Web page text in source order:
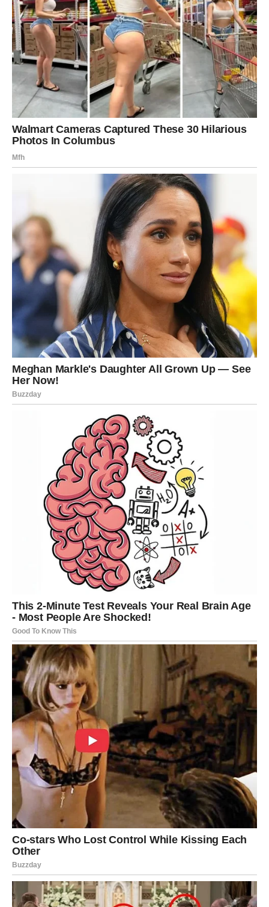
Škorpija
Škorpijama prošlost donosi veliko iznenađenje. Osoba sa
kojom imate nedovršenu priču želi da vam pokaže koliko
se promenila i koliko joj je bilo teško da prihvati rastanak.
Pred vama je prilika da donesete odluku koja će vam
doneti unutrašnji mir.
Strelac
Strelčevima predstoji sasvim slučajan susret sa bivšom
ljubavi. Razgovor koji će uslediti pokazaće da između vas
i dalje postoji mnogo neizgovorenih emocija.
Bez obzira na ishod, dobićete odgovore koji će vam
Jarčevima se javlja bivši partner sa iskrenom željom da
ispravi greške iz prošlosti. Vreme je pokazalo koliko ste
mu značili, a sada želi da vam to otvoreno prizna.
Dobro razmislite pre nego što donesete konačnu odluku.
Vodolija
Vodolije će biti među znakovima kojima bivša ljubav
uskoro pravi neočekivan korak. Osoba iz prošlosti više ne
želi da ćuti i odlučuje da vam se obrati na način koji niste
očekivali. Moguća je poruka, telefonski poziv ili čak
iznenadni susret koji će vas ostaviti bez reči.
Pred vama je prilika da razjasnite sve što je nekada ostalo
nedovršeno i da sami odlučite da li prošlost zaslužuje
novu šansu ili konačno zatvaranje.
Ribe
Ribe ulaze u period u kojem će prošlost ponovo pokucati
na vrata njihovog srca. Bivša ljubav želi da objasni ono
što je nekada ostalo neizgovoreno i pokaže koliko se
promenila.
Ako budete spremni za iskren razgovor, mogli biste
pronaći odgovore koji će vam doneti veliko olakšanje.